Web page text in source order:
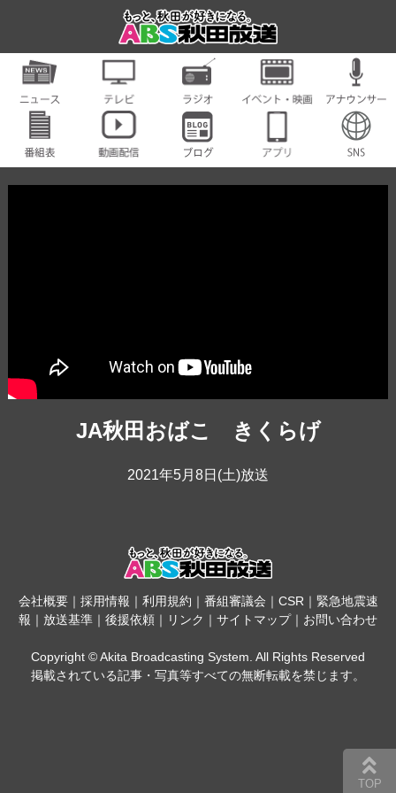
JA秋田おばこ きくらげ
2021年5月8日(土)放送
会社概要｜ 採用情報 ｜ 利用規約 ｜ 番組審議会 ｜ CSR ｜ 緊急地震速
報 ｜ 放送基準 ｜ 後援依頼 ｜ リンク ｜ サイトマップ｜ お問い合わせ
Copyright © Akita Broadcasting System. All Rights Reserved
掲載されている記事・写真等すべての無断転載を禁じます。